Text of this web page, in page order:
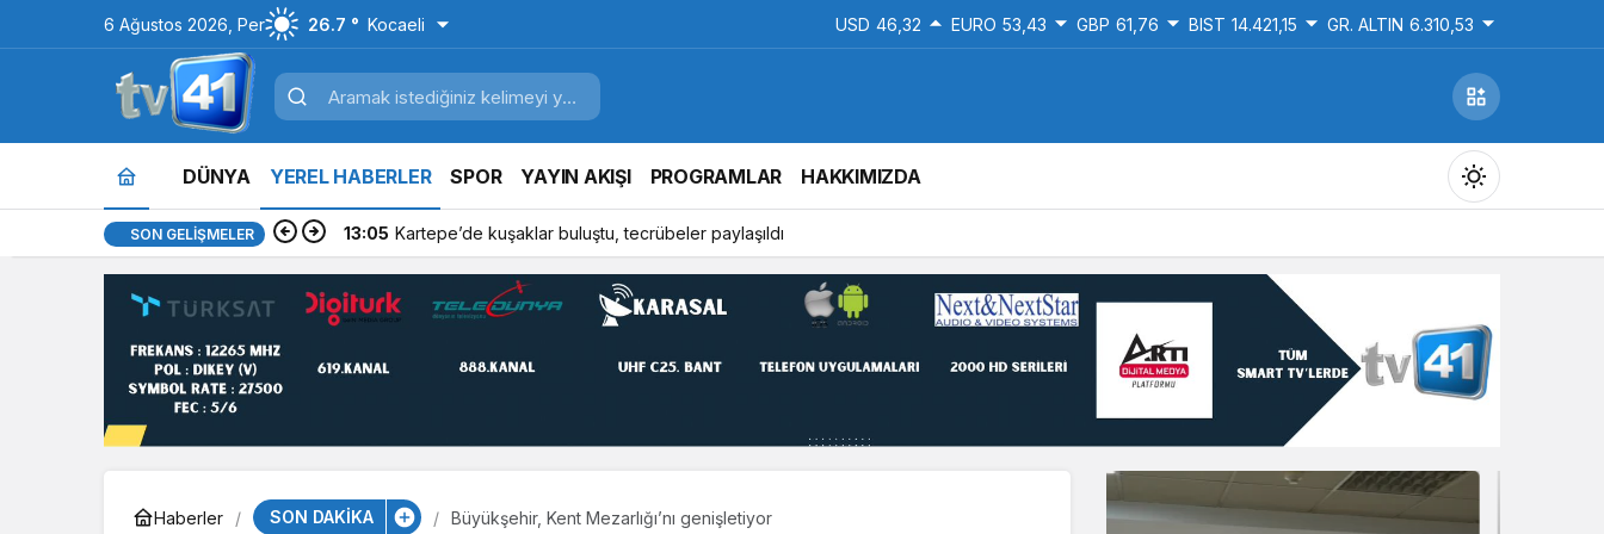
6 Ağustos 2026, Per 26.7 ° Kocaeli USD 46,32 EURO 53,43 GBP 61,76 BIST 14.421,15 GR. ALTIN 6.310,53
DÜNYA YEREL HABERLER SPOR YAYIN AKIŞI PROGRAMLAR HAKKIMIZDA
Gündüz Modu
Gündüz modunu seçin.
Gece modunu seçin.
SON GELIŞMELER 13:05 Kartepe’de kuşaklar buluştu, tecrübeler paylaşıldı
Haberler SON DAKİKA Büyükşehir, Kent Mezarlığı’nı genişletiyor